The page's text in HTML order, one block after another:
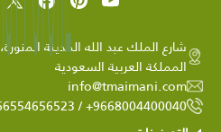
شارع الملك عبد الله المدينة المنورة،
المملكة العربية السعودية
info@tmaimani.com
9668004400040+ / 966554656523+